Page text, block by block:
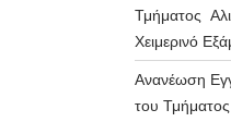
Τμήματος
Χειμερινό
Ανανέωση
του Τμήματος